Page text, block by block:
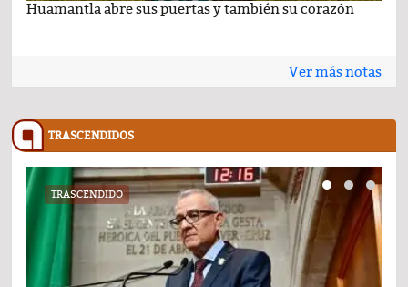
Huamantla abre sus puertas y también su corazón
Ver más notas
TRASCENDIDOS
TRASCENDIDO